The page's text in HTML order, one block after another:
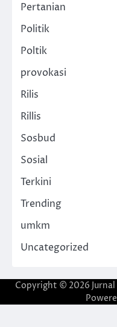
Pertanian
Politik
Poltik
provokasi
Rilis
Rillis
Sosbud
Sosial
Terkini
Trending
umkm
Uncategorized
Copyright © 2026